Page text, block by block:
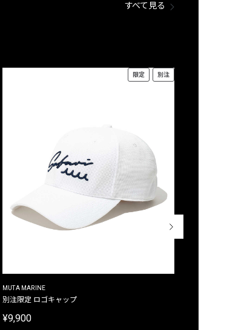
すべて見る
限定 別注
MUTA MARINE
別注限定 ロゴキャップ
¥9,900